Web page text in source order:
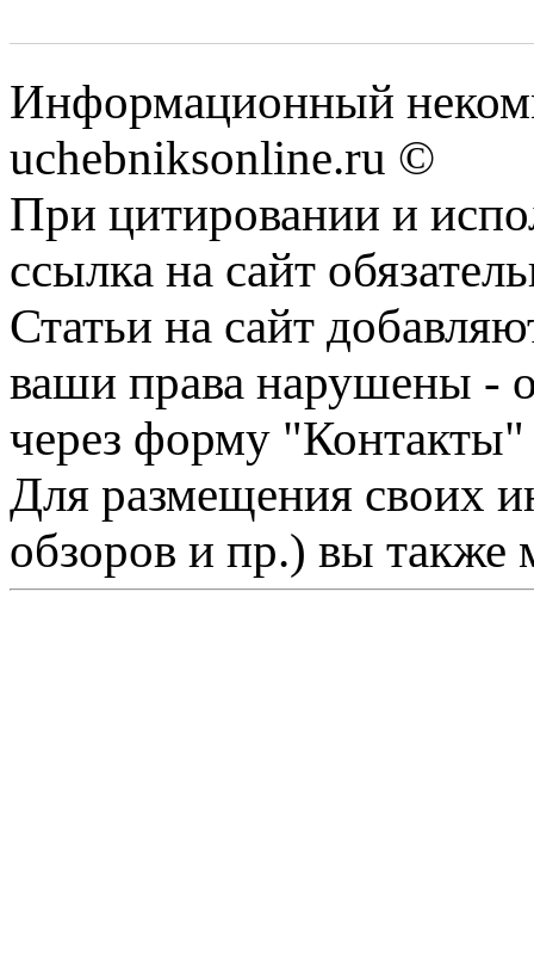
Информационный
uchebniksonline.ru ©
При цитировании и
ссылка на сайт
Статьи на сайт
ваши права нарушены -
через форму "Контакты"
Для размещения своих
обзоров и пр.) вы также